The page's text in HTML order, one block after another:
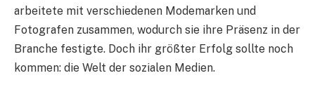
arbeitete mit verschiedenen Modemarken und
Fotografen zusammen, wodurch sie ihre Präsenz in der
Branche festigte. Doch ihr größter Erfolg sollte noch
kommen: die Welt der sozialen Medien.